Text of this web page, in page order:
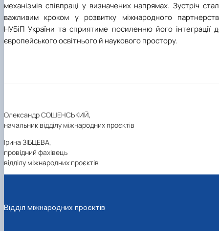
механізмів співпраці у визначених напрямах. Зустріч
важливим кроком у розвитку міжнародного
НУБіП України та сприятиме посиленню його інтеграції
європейського освітнього й наукового простору.
Олександр СОШЕНСЬКИЙ,
начальник відділу міжнародних проєктів
Ірина ЗІБЦЕВА,
провідний фахівець
відділу міжнародних проєктів
Відділ міжнародних проєктів